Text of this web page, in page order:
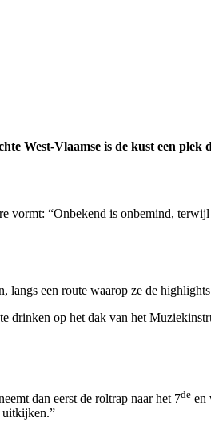
West-Vlaamse is de kust een plek
vormt: “Onbekend is onbemind,
langs een route waarop ze de
drinken op het dak van het
dan eerst de roltrap naar het 7de en
uitkijken.”